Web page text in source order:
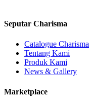
Seputar Charisma
Catalogue Charisma
Tentang Kami
Produk Kami
News & Gallery
Marketplace